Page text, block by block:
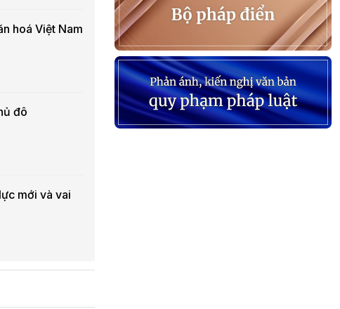
hoá Việt Nam
đô
mới và vai